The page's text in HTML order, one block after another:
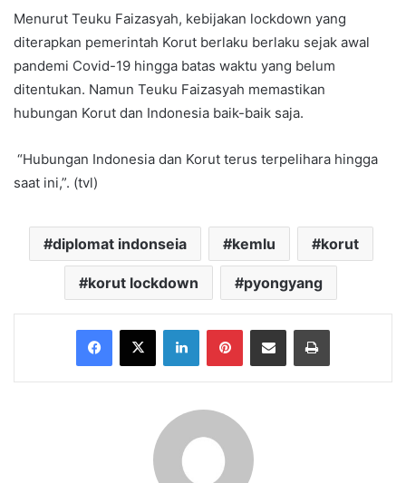
Menurut Teuku Faizasyah, kebijakan lockdown yang
diterapkan pemerintah Korut berlaku berlaku sejak awal
pandemi Covid-19 hingga batas waktu yang belum
ditentukan. Namun Teuku Faizasyah memastikan
hubungan Korut dan Indonesia baik-baik saja.
“Hubungan Indonesia dan Korut terus terpelihara hingga
saat ini,”. (tvl)
diplomat indonseia kemlu korut
korut lockdown pyongyang
Facebook
X LinkedInPinterestShare via Email Print